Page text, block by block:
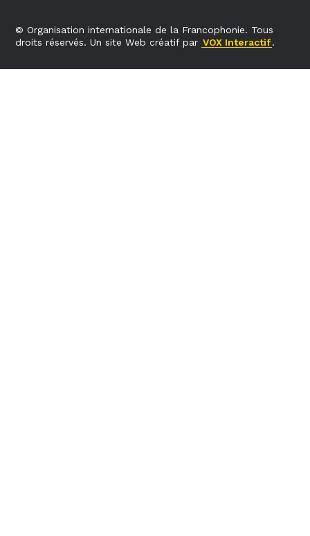
© Organisation internationale de la Francophonie. Tous
droits réservés. Un site Web créatif par VOX Interactif.